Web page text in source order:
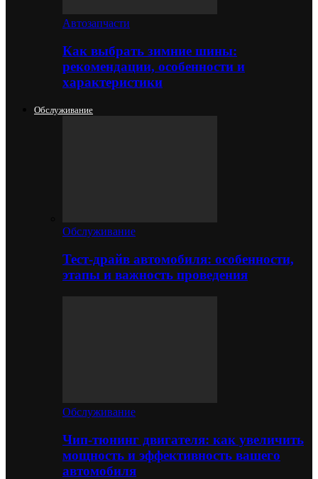
Автозапчасти
Как выбрать зимние шины:
рекомендации, особенности и
характеристики
Обслуживание
Обслуживание
Тест-драйв автомобиля: особенности,
этапы и важность проведения
Обслуживание
Чип-тюнинг двигателя: как увеличить
мощность и эффективность вашего
автомобиля